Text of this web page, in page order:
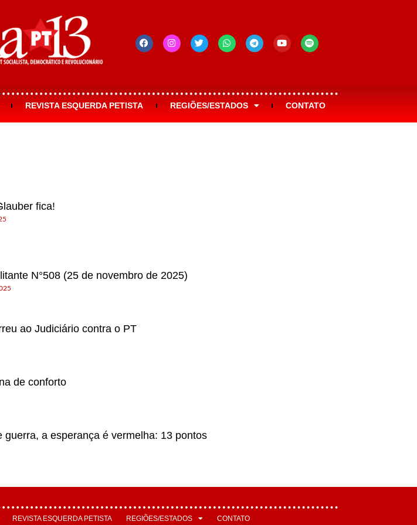
REVISTA ESQUERDA PETISTA REGIÕES/ESTADOS CONTATO
fica!
N°508 (25 de novembro de 2025)
ao Judiciário contra o PT
de conforto
guerra, a esperança é vermelha: 13 pontos
REVISTA ESQUERDA PETISTA REGIÕES/ESTADOS CONTATO